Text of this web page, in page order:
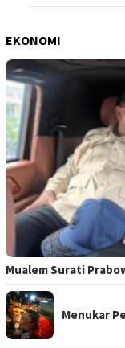
EKONOMI
Mualem Surati
Menukar